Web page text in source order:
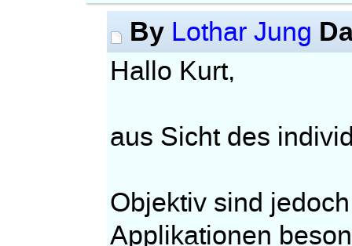
By Lothar Jung
Hallo Kurt,
aus Sicht des
Objektiv sind
Applikationen